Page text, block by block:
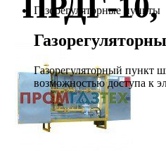
Газорегуляторные пункты
Газорегуляторный
возможностью доступа к